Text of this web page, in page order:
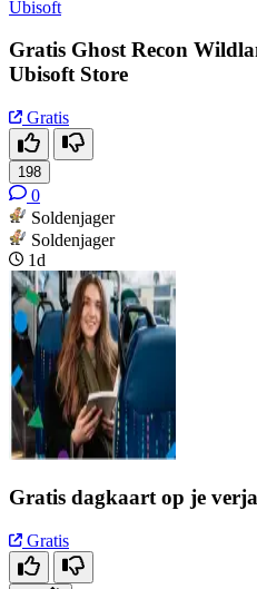
Ubisoft
Gratis Ghost Recon
Ubisoft Store
Gratis
198
0
Soldenjager
Soldenjager
1d
Gratis dagkaart op je
Gratis